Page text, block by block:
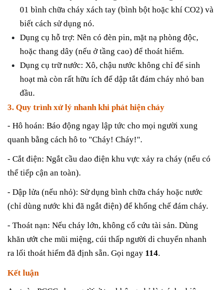
01 bình chữa cháy xách tay (bình bột hoặc khí CO2) và
biết cách sử dụng nó.
Dụng cụ hỗ trợ: Nên có đèn pin, mặt nạ phòng độc,
hoặc thang dây (nếu ở tầng cao) để thoát hiểm.
Dụng cụ trữ nước: Xô, chậu nước không chỉ để sinh
hoạt mà còn rất hữu ích để dập tắt đám cháy nhỏ ban
đầu.
3. Quy trình xử lý nhanh khi phát hiện cháy
- Hô hoán: Báo động ngay lập tức cho mọi người xung
quanh bằng cách hô to "Cháy! Cháy!".
- Cắt điện: Ngắt cầu dao điện khu vực xảy ra cháy (nếu có
thể tiếp cận an toàn).
- Dập lửa (nếu nhỏ): Sử dụng bình chữa cháy hoặc nước
(chỉ dùng nước khi đã ngắt điện) để khống chế đám cháy.
- Thoát nạn: Nếu cháy lớn, không cố cứu tài sản. Dùng
khăn ướt che mũi miệng, cúi thấp người di chuyển nhanh
ra lối thoát hiểm đã định sẵn. Gọi ngay 114.
Kết luận